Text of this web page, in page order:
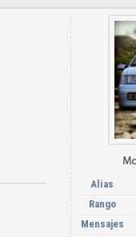
Alias
Rango
Mensajes